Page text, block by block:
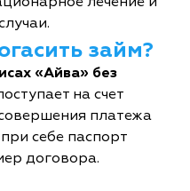
займ?
«Айва» без
на счет
платежа
себе паспорт
договора.